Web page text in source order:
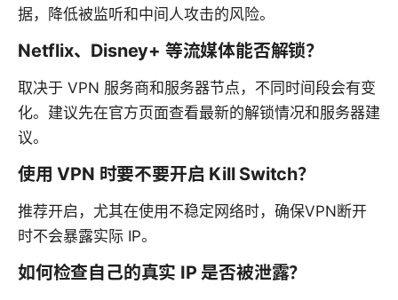
据，降低被监听和中间人攻击的风险。
Netflix、Disney+ 等流媒体能否解锁？
取决于 VPN 服务商和服务器节点，不同时间段会有变
化。建议先在官方页面查看最新的解锁情况和服务器建
议。
使用 VPN 时要不要开启 Kill Switch？
推荐开启，尤其在使用不稳定网络时，确保VPN断开
时不会暴露实际 IP。
如何检查自己的真实 IP 是否被泄露？